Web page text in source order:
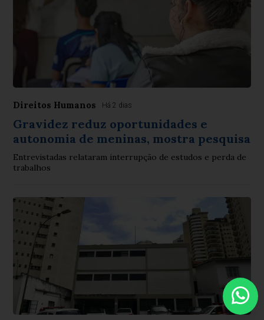
Direitos Humanos Há 2 dias
Gravidez reduz oportunidades e
autonomia de meninas, mostra pesquisa
Entrevistadas relataram interrupção de estudos e perda de
trabalhos